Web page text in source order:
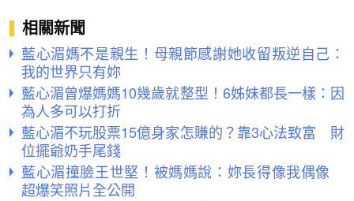
相關新聞
藍心湄媽不是親生！母親節感謝她收留叛逆自己：
我的世界只有妳
藍心湄曾爆媽媽10幾歲就整型！6姊妹都長一樣：因
為人多可以打折
藍心湄不玩股票15億身家怎賺的？靠3心法致富 財
位擺爺奶手尾錢
藍心湄撞臉王世堅！被媽媽說：妳長得像我偶像
超爆笑照片全公開